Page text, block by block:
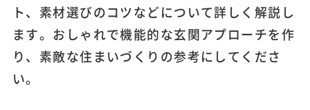
ト、素材選びのコツなどについて詳しく解説し
ます。おしゃれで機能的な玄関アプローチを作
り、素敵な住まいづくりの参考にしてくださ
い。